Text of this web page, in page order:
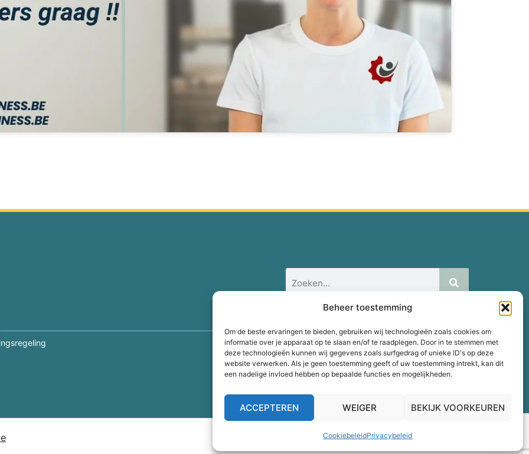
Beheer toestemming
Om de beste ervaringen te bieden, gebruiken wij technologieën zoals cookies om
informatie over je apparaat op te slaan en/of te raadplegen. Door in te stemmen met
deze technologieën kunnen wij gegevens zoals surfgedrag of unieke ID's op deze
website verwerken. Als je geen toestemming geeft of uw toestemming intrekt, kan dit
een nadelige invloed hebben op bepaalde functies en mogelijkheden.
ACCEPTEREN WEIGER BEKIJK VOORKEUREN
CookiebeleidPrivacybeleid